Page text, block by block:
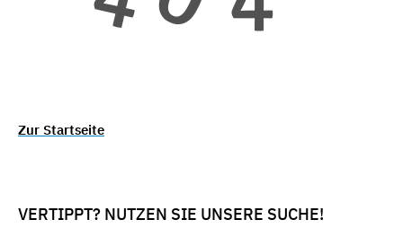
Zur Startseite
VERTIPPT? NUTZEN SIE UNSERE SUCHE!